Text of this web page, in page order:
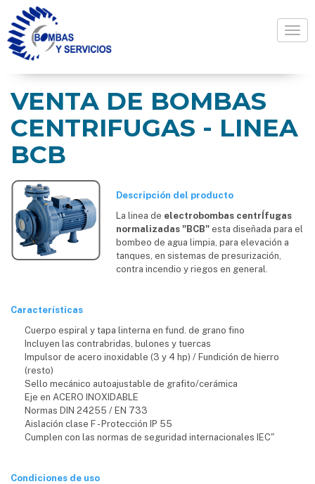
VENTA DE BOMBAS
CENTRIFUGAS - LINEA
BCB
Descripción del producto
La linea de electrobombas centrÍfugas
normalizadas "BCB" esta diseñada para el
bombeo de agua limpia, para elevación a
tanques, en sistemas de presurización,
contra incendio y riegos en general.
Características
Cuerpo espiral y tapa linterna en fund. de grano fino
Incluyen las contrabridas, bulones y tuercas
Impulsor de acero inoxidable (3 y 4 hp) / Fundición de hierro
(resto)
Sello mecánico autoajustable de grafito/cerámica
Eje en ACERO INOXIDABLE
Normas DIN 24255 / EN 733
Aislación clase F - Protección IP 55
Cumplen con las normas de seguridad internacionales IEC"
Condiciones de uso